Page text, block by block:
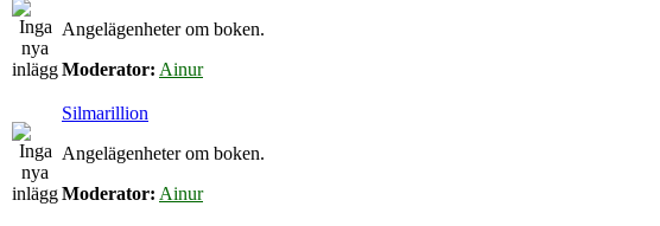
Angelägenheter om boken.
Moderator: Ainur
Silmarillion
Angelägenheter om boken.
Moderator: Ainur